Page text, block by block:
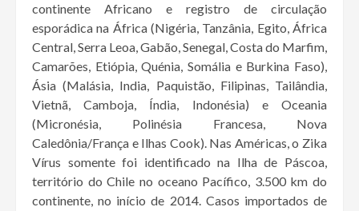
continente Africano e registro de circulação
esporádica na África (Nigéria, Tanzânia, Egito, África
Central, Serra Leoa, Gabão, Senegal, Costa do Marfim,
Camarões, Etiópia, Quénia, Somália e Burkina Faso),
Ásia (Malásia, India, Paquistão, Filipinas, Tailândia,
Vietnã, Camboja, Índia, Indonésia) e Oceania
(Micronésia, Polinésia Francesa, Nova
Caledônia/França e Ilhas Cook). Nas Américas, o Zika
Vírus somente foi identificado na Ilha de Páscoa,
território do Chile no oceano Pacífico, 3.500 km do
continente, no início de 2014. Casos importados de